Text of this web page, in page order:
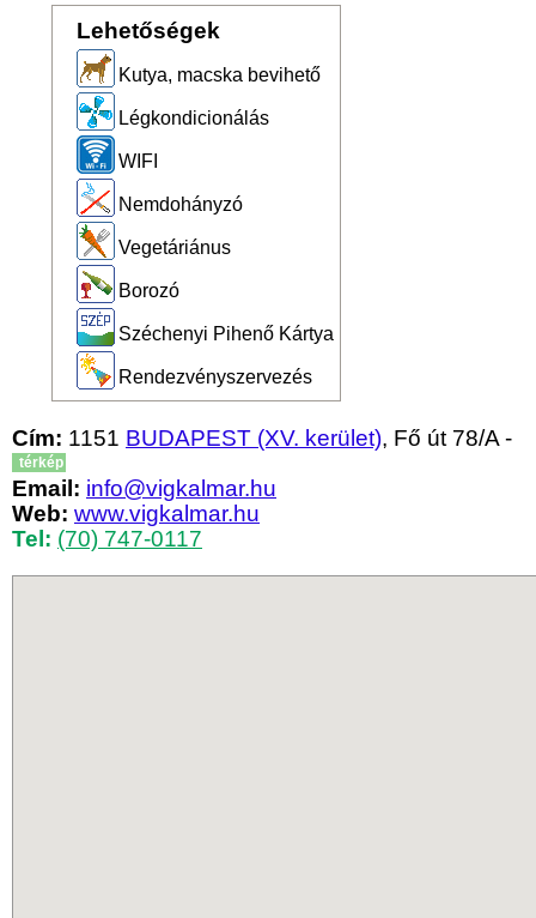
Lehetőségek
Kutya, macska bevihető
Légkondicionálás
WIFI
Nemdohányzó
Vegetáriánus
Borozó
Széchenyi Pihenő Kártya
Rendezvényszervezés
Cím: 1151 BUDAPEST (XV. kerület), Fő út 78/A -
térkép
Email: info@vigkalmar.hu
Web: www.vigkalmar.hu
Tel: (70) 747-0117